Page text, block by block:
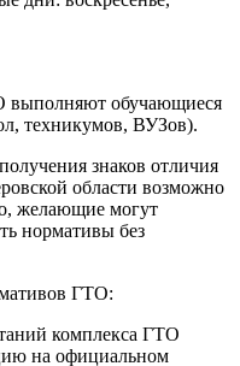
выполняют обучающиеся
техникумов, ВУЗов).
знаков отличия
области возможно
желающие могут
нормативы без
ГТО:
комплекса ГТО
на официальном